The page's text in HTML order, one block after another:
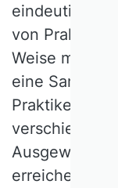
eindeutiger
von
Weise
eine
Praktiken
erreichen und